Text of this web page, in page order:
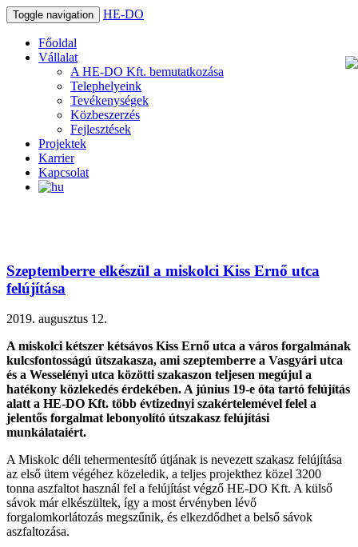
Toggle navigation HE-DO
Főoldal
Vállalat
A HE-DO Kft. bemutatkozása
Telephelyeink
Tevékenységek
Közbeszerzés
Fejlesztések
Projektek
Karrier
Kapcsolat
Szeptemberre elkészül a miskolci Kiss Ernő utca
felújítása
2019. augusztus 12.
A miskolci kétszer kétsávos Kiss Ernő utca a város forgalmának
kulcsfontosságú útszakasza, ami szeptemberre a Vasgyári utca
és a Wesselényi utca közötti szakaszon teljesen megújul a
hatékony közlekedés érdekében. A június 19-e óta tartó felújítás
alatt a HE-DO Kft. több évtizednyi szakértelemével felel a
jelentős forgalmat lebonyolító útszakasz felújítási
munkálataiért.
A Miskolc déli tehermentesítő útjának is nevezett szakasz felújítása
az első ütem végéhez közeledik, a teljes projekthez közel 3200
tonna aszfaltot használ fel a felújítást végző HE-DO Kft. A külső
sávok már elkészültek, így a most érvényben lévő
forgalomkorlátozás megszűnik, és elkezdődhet a belső sávok
aszfaltozása.